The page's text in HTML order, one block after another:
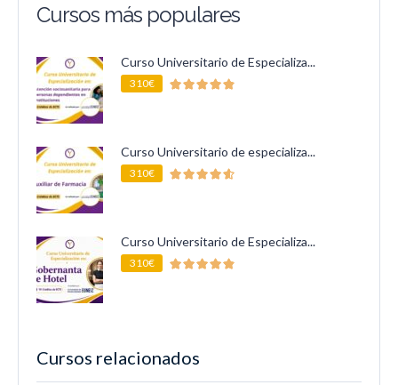
Cursos relacionados
Cursos más populares
Curso Universitario de Especializa...
310€
Curso Universitario de especializa...
310€
Curso Universitario de Especializa...
310€